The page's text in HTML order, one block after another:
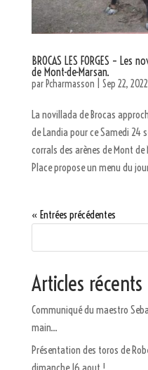
BROCAS LES FORGES –
de Mont-de-Marsan.
par Pcharmasson Sep 22, 2022
La novillada de Brocas
de Landia pour ce Samedi 24
corrals des arènes de Mont de
Place propose un menu du
« Entrées précédentes
Articles récents
Communiqué du maestro
main…
Présentation des toros de